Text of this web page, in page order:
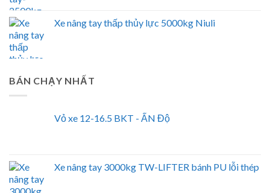
Xe nâng tay thấp thủy lực 5000kg Niuli
BÁN CHẠY NHẤT
Vỏ xe 12-16.5 BKT - ẤN Độ
Xe nâng tay 3000kg TW-LIFTER bánh PU lỗi thép